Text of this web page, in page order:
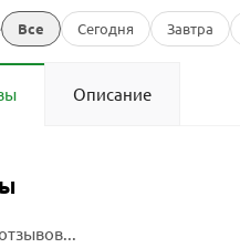
Все Сегодня Завтра
Описание